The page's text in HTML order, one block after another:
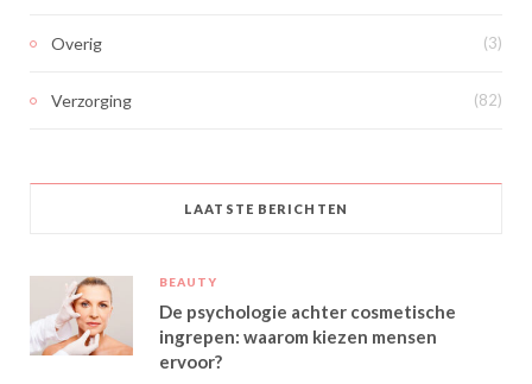
Overig (3)
Verzorging (82)
LAATSTE BERICHTEN
BEAUTY
De psychologie achter cosmetische
ingrepen: waarom kiezen mensen
ervoor?